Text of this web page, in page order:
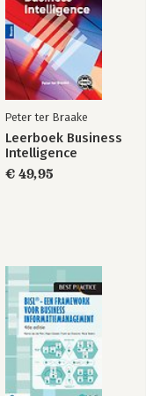
Peter ter Braake
Leerboek Business
Intelligence
€ 49,95